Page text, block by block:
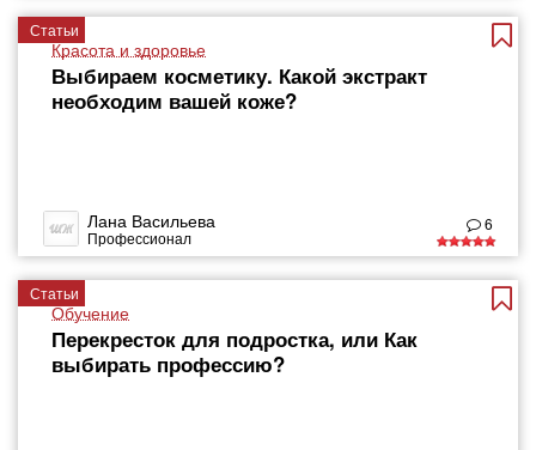
Статьи
Красота и здоровье
Выбираем косметику. Какой экстракт
необходим вашей коже?
Лана Васильева
Профессионал
6
Статьи
Обучение
Перекресток для подростка, или Как
выбирать профессию?